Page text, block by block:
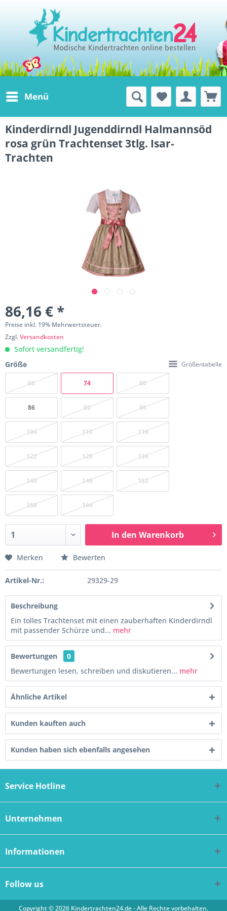
Menü
Kinderdirndl Jugenddirndl Halmannsöd
rosa grün Trachtenset 3tlg. Isar-
Trachten
86,16 € *
Preise inkl. 19% Mehrwertsteuer.
Zzgl.Versandkosten
Sofort versandfertig!
Größe
Größentabelle
68 74 80
86 92 98
104 110 116
122 128 134
140 146 152
158 164
In den Warenkorb
Merken Bewerten
Artikel-Nr.: 29329-29
Beschreibung
Ein tolles Trachtenset mit einen zauberhaften Kinderdirndl
mit passender Schürze und... mehr
Bewertungen
0
Bewertungen lesen, schreiben und diskutieren... mehr
Ähnliche Artikel
Kunden kauften auch
Kunden haben sich ebenfalls angesehen
Service Hotline
Unternehmen
Informationen
Follow us
Copyright © 2026 Kindertrachten24.de - Alle Rechte vorbehalten.